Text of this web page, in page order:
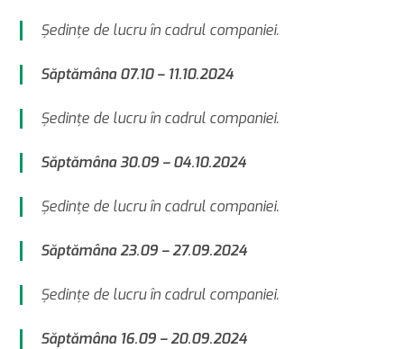
Şedinţe de lucru în cadrul companiei.
Săptămâna 07.10 – 11.10.2024
Şedinţe de lucru în cadrul companiei.
Săptămâna 30.09 – 04.10.2024
Şedinţe de lucru în cadrul companiei.
Săptămâna 23.09 – 27.09.2024
Şedinţe de lucru în cadrul companiei.
Săptămâna 16.09 – 20.09.2024